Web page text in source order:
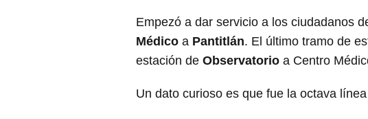
Empezó a dar servicio a los ciudadanos
Médico a Pantitlán. El último tramo de
estación de Observatorio a Centro
Un dato curioso es que fue la octava